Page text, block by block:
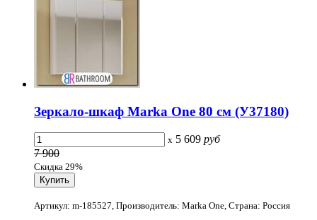
Зеркало-шкаф Marka One 80 см (У37180)
x 5 609 руб
7 900
Скидка 29%
Артикул: m-185527, Производитель: Marka One, Страна: Россия